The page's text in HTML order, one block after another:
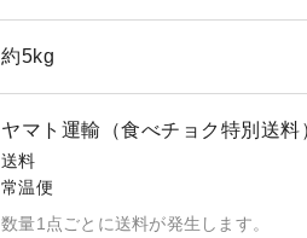
約5kg
ヤマト運輸（食べチョク特別送料
送料
常温便
数量1点ごとに送料が発生します。